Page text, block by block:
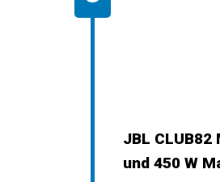
JBL
und 450 W